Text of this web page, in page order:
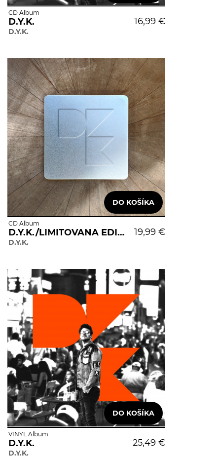
16,99 €
CD Album
D.Y.K.
D.Y.K.
19,99 €
CD Album
D.Y.K./LIMITOVANA EDICE
D.Y.K.
25,49 €
VINYL Album
D.Y.K.
D.Y.K.